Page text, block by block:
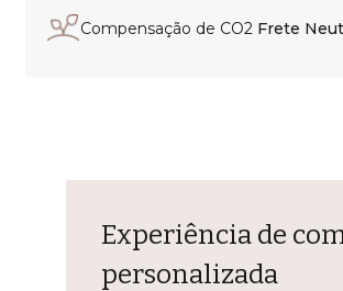
Compensação de CO2 Frete
Experiência de
personalizada